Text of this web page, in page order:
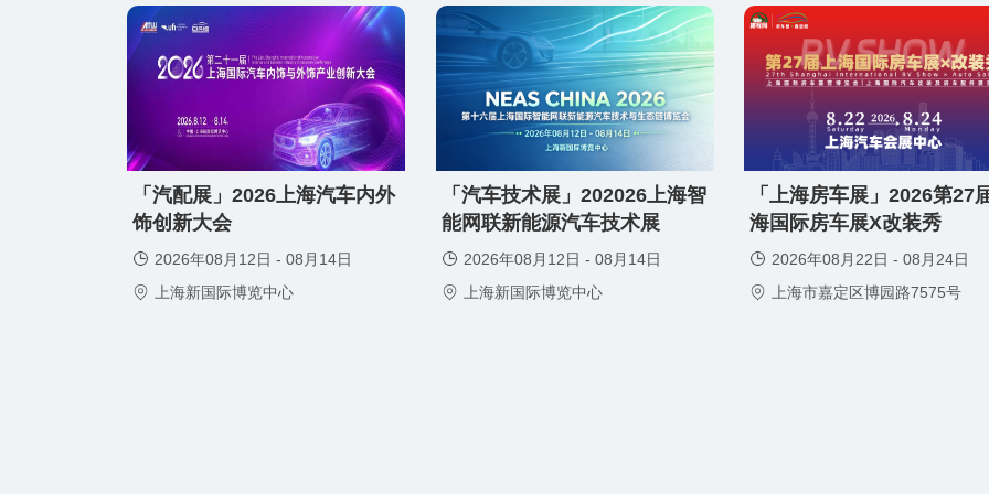
免费领取门票
「汽配展」2026上海汽车内外
饰创新大会
2026年08月12日 - 08月14日
上海新国际博览中心
免费领取门票
「汽车技术展」202026上海智
能网联新能源汽车技术展
2026年08月12日 - 08月14日
上海新国际博览中心
免费领取门票
「上海房车展」2026第27
海国际房车展X改装秀
2026年08月22日 - 08月24日
上海市嘉定区博园路7575号